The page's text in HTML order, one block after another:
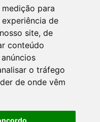
para
de
site, de
conteúdo
o tráfego
de onde vêm
e Cosif-e